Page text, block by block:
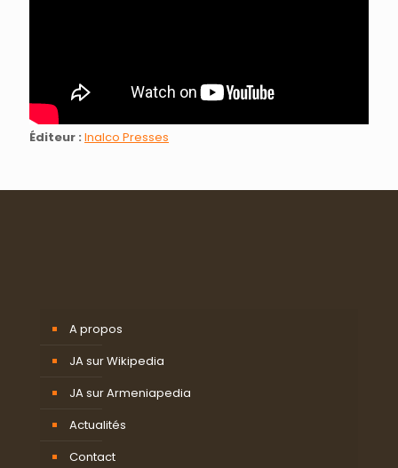
Éditeur : Inalco Presses
A propos
JA sur Wikipedia
JA sur Armeniapedia
Actualités
Contact